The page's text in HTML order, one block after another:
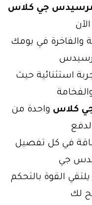
جي كلاس
والفاخرة في يومك
استثنائية حيث
والفخامة
كلاس واحدة من
في كل تفصيل
جي
القوة بالتحكم
لك